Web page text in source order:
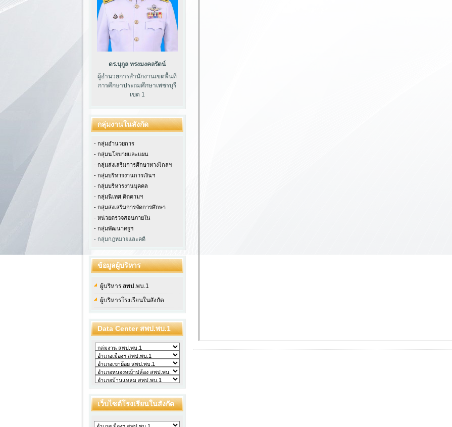
ดร.นุกูล ทรงมงคลรัตน์
ผู้อำนวยการสำนักงานเขตพื้นที่
การศึกษาประถมศึกษาเพชรบุรี
เขต 1
กลุ่มงานในสังกัด
- กลุ่มอำนวยการ
- กลุ่มนโยบายและแผน
- กลุ่มส่งเสริมการศึกษาทางไกลฯ
- กลุ่มบริหารงานการเงินฯ
- กลุ่มบริหารงานบุคคล
- กลุ่มนิเทศ ติดตามฯ
- กลุ่มส่งเสริมการจัดการศึกษา
- หน่วยตรวจสอบภายใน
- กลุ่มพัฒนาครูฯ
- กลุ่มกฎหมายและคดี
ข้อมูลผู้บริหาร
ผู้บริหาร สพป.พบ.1
ผู้บริหารโรงเรียนในสังกัด
Data Center สพป.พบ.1
เว็บไซต์โรงเรียนในสังกัด